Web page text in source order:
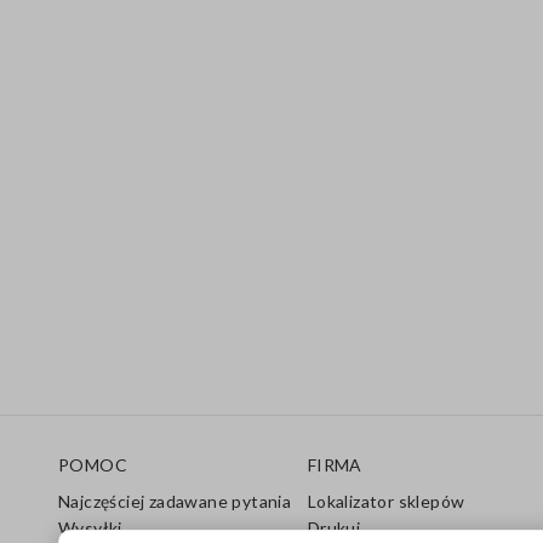
POMOC
Najczęściej zadawane pytania
Wysyłki
FIRMA
Lokalizator sklepów
Drukuj